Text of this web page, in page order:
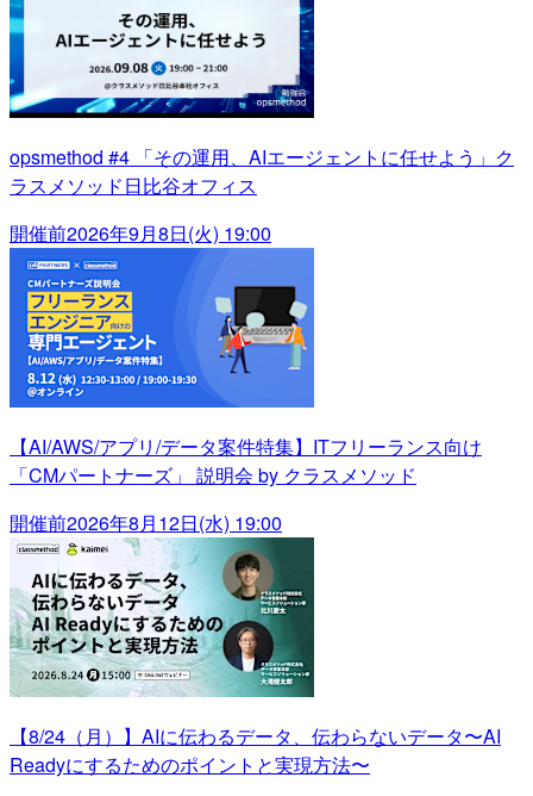
opsmethod #4 「その運用、AIエージェントに任せよう」ク
ラスメソッド日比谷オフィス
開催前2026年9月8日(火) 19:00
【AI/AWS/アプリ/データ案件特集】ITフリーランス向け
「CMパートナーズ」 説明会 by クラスメソッド
開催前2026年8月12日(水) 19:00
【8/24（月）】AIに伝わるデータ、伝わらないデータ〜AI
Readyにするためのポイントと実現方法〜